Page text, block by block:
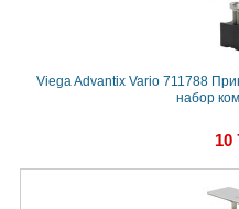
Viega Advantix Vario 711788
набор
10